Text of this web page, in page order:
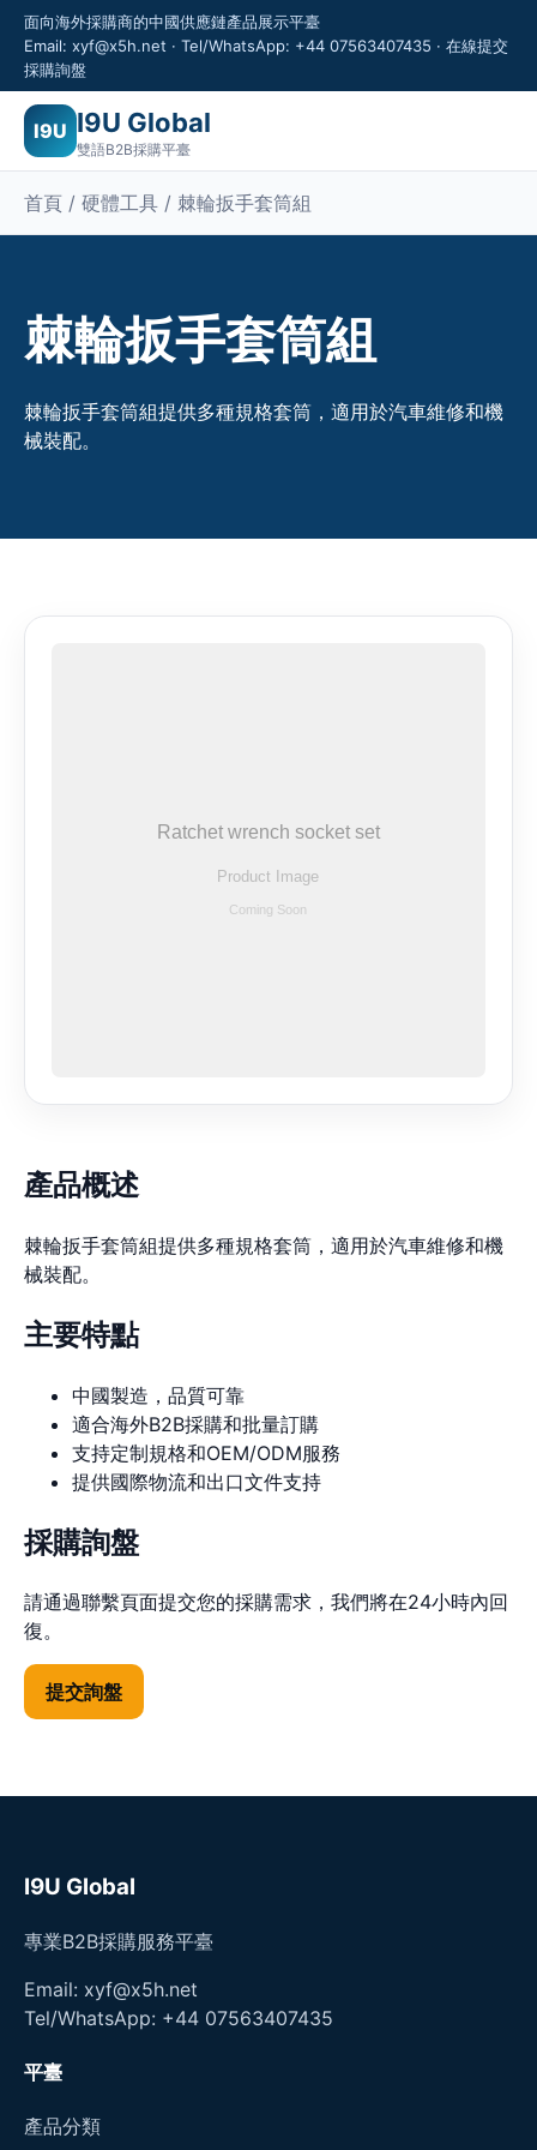
面向海外採購商的中國供應鏈產品展示平臺
Email: xyf@x5h.net · Tel/WhatsApp: +44 07563407435 · 在線提交
採購詢盤
I9U I9U Global
雙語B2B採購平臺
首頁 / 硬體工具 / 棘輪扳手套筒組
棘輪扳手套筒組
棘輪扳手套筒組提供多種規格套筒，適用於汽車維修和機
械裝配。
產品概述
棘輪扳手套筒組提供多種規格套筒，適用於汽車維修和機
械裝配。
主要特點
中國製造，品質可靠
適合海外B2B採購和批量訂購
支持定制規格和OEM/ODM服務
提供國際物流和出口文件支持
採購詢盤
請通過聯繫頁面提交您的採購需求，我們將在24小時內回
復。
提交詢盤
I9U Global
專業B2B採購服務平臺
Email: xyf@x5h.net
Tel/WhatsApp: +44 07563407435
平臺
產品分類